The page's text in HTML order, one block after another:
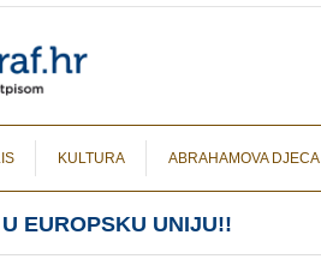
KULTURA ABRAHAMOVA DJECA
EUROPSKU UNIJU!!